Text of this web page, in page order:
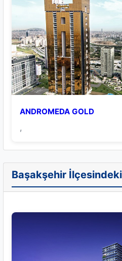
ANDROMEDA GOLD
,
Başakşehir